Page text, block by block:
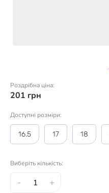
Роздрібна ціна:
201 грн
Доступні розміри:
16.5 17 18
Виберіть кількість:
- +